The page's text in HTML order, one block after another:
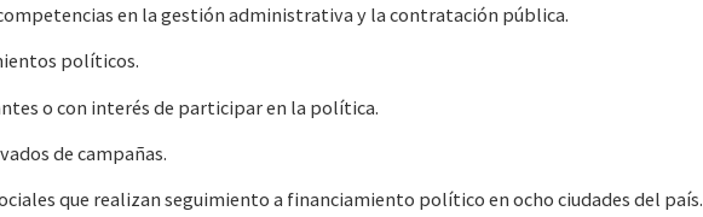
en la gestión administrativa y la contratación pública.
políticos.
o con interés de participar en la política.
de campañas.
que realizan seguimiento a financiamiento político en ocho ciudades del país.